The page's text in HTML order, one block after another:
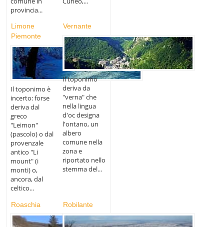
provincia...
Limone
Piemonte
Il toponimo è
incerto: forse
deriva dal
greco
"Leimon"
(pascolo) o dal
provenzale
antico "Li
mount" (i
monti) o,
ancora, dal
celtico...
Vernante
Il toponimo
deriva da
"verna" che
nella lingua
d'oc designa
l'ontano, un
albero
comune nella
zona e
riportato nello
stemma del...
Roaschia Robilante